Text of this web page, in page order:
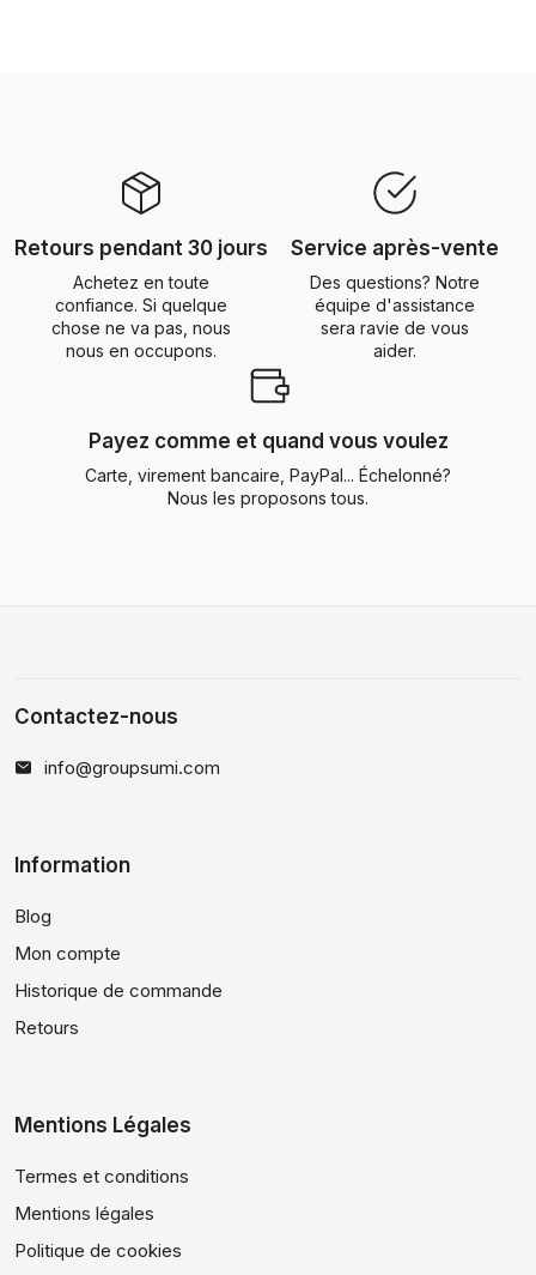
Retours pendant 30 jours
Achetez en toute
confiance. Si quelque
chose ne va pas, nous
nous en occupons.
Service après-vente
Des questions? Notre
équipe d'assistance
sera ravie de vous
aider.
Payez comme et quand vous voulez
Carte, virement bancaire, PayPal... Échelonné?
Nous les proposons tous.
Contactez-nous
info@groupsumi.com
Information
Blog
Mon compte
Historique de commande
Retours
Mentions Légales
Termes et conditions
Mentions légales
Politique de cookies